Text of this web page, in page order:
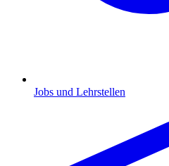
Jobs und Lehrstellen